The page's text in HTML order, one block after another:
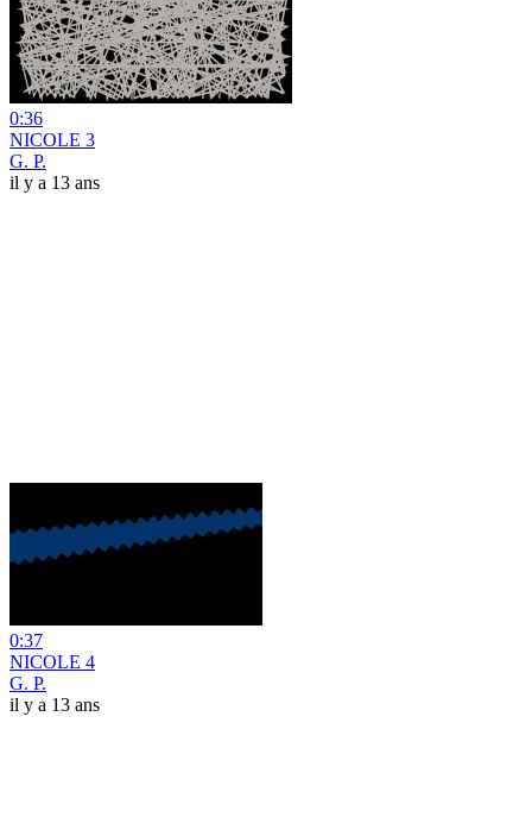
0:36
NICOLE 3
G. P.
il y a 13 ans
0:37
NICOLE 4
G. P.
il y a 13 ans